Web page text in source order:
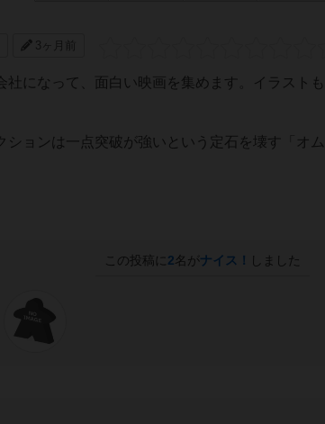
3ヶ月前
社になって、面白い映画を集めます。イラスト
ションは一点突破が強いという定石を壊す「オ
この投稿に 2名がナイス！ しました